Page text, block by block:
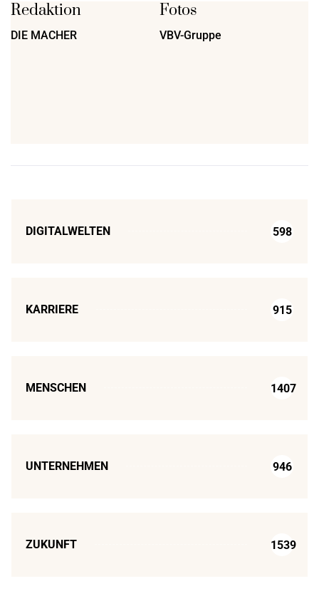
Redaktion
DIE MACHER
Fotos
VBV-Gruppe
DIGITALWELTEN 598
KARRIERE 915
MENSCHEN 1407
UNTERNEHMEN 946
ZUKUNFT 1539